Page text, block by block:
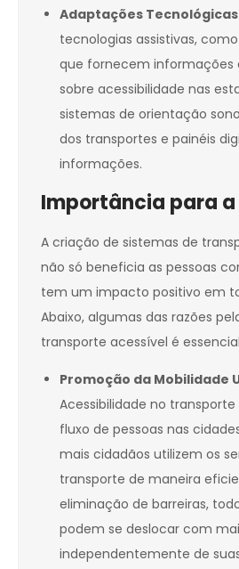
Adaptações
tecnologias assistivas,
que fornecem informações
sobre acessibilidade nas
sistemas de orientação
dos transportes e painéis
informações.
Importância para
A criação de sistemas de
não só beneficia as pessoas
tem um impacto positivo em
Abaixo, algumas das razões
transporte acessível é
Promoção da Mobilidade
Acessibilidade no
fluxo de pessoas nas
mais cidadãos utilizem os
transporte de maneira
eliminação de barreiras,
podem se deslocar com
independentemente de